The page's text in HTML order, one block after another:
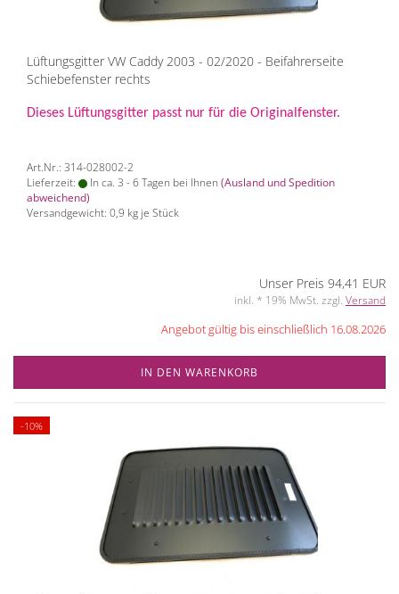
Lüftungsgitter VW Caddy 2003 - 02/2020 - Beifahrerseite
Schiebefenster rechts
Dieses Lüftungsgitter passt nur für die Originalfenster.
Art.Nr.: 314-028002-2
Lieferzeit:
In ca. 3 - 6 Tagen bei Ihnen (Ausland und Spedition
abweichend)
Versandgewicht: 0,9 kg je Stück
Unser Preis 94,41 EUR
inkl. * 19% MwSt. zzgl. Versand
Angebot gültig bis einschließlich 16.08.2026
IN DEN WARENKORB
-10%